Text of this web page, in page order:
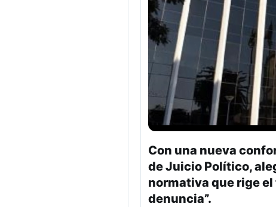
Con una nueva
de Juicio Político,
normativa que rige
denuncia”.